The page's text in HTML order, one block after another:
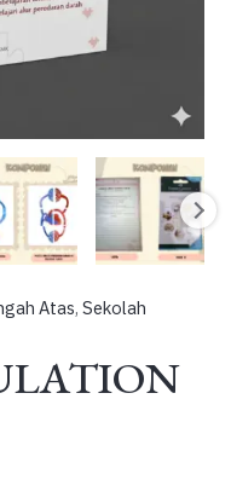
Atas,Sekolah